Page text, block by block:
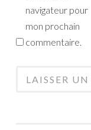
navigateur pour
mon prochain
commentaire.